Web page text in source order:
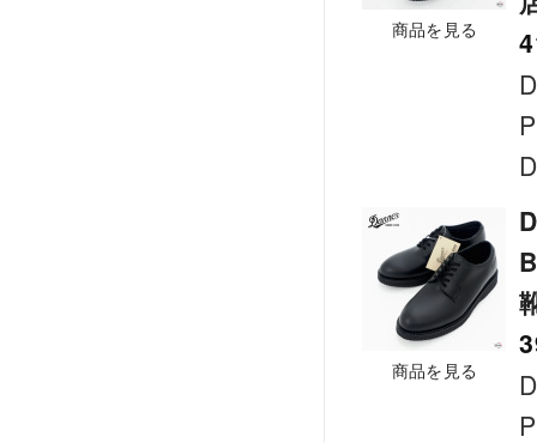
商品を見る
商品を見る